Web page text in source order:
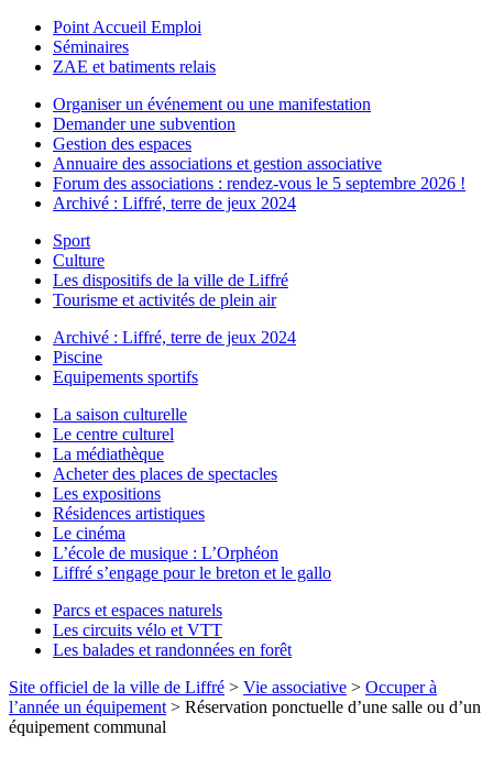
Point Accueil Emploi
Séminaires
ZAE et batiments relais
Organiser un événement ou une manifestation
Demander une subvention
Gestion des espaces
Annuaire des associations et gestion associative
Forum des associations : rendez-vous le 5 septembre 2026 !
Archivé : Liffré, terre de jeux 2024
Sport
Culture
Les dispositifs de la ville de Liffré
Tourisme et activités de plein air
Archivé : Liffré, terre de jeux 2024
Piscine
Equipements sportifs
La saison culturelle
Le centre culturel
La médiathèque
Acheter des places de spectacles
Les expositions
Résidences artistiques
Le cinéma
L’école de musique : L’Orphéon
Liffré s’engage pour le breton et le gallo
Parcs et espaces naturels
Les circuits vélo et VTT
Les balades et randonnées en forêt
Site officiel de la ville de Liffré > Vie associative > Occuper à
l’année un équipement > Réservation ponctuelle d’une salle ou d’un
équipement communal